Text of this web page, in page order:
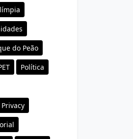
do Peão
Política
Privacy